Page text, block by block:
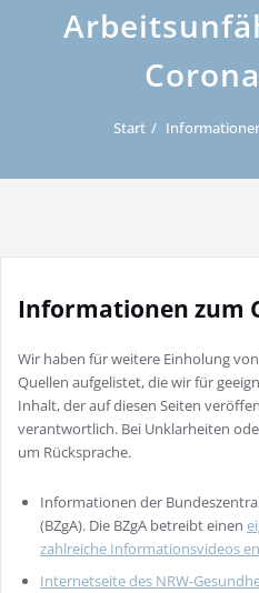
Start
Informationen zum
Wir haben für weitere Einholung
Quellen aufgelistet, die wir für
Inhalt, der auf diesen Seiten
verantwortlich. Bei Unklarheiten
um Rücksprache.
Informationen der
(BZgA). Die BZgA betreibt einen
zahlreiche Informationsvideos
Internetseite des NRW-